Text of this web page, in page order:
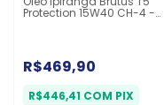
Protection 15W40 CH-4 -
R$469,90
R$446,41 COM PIX